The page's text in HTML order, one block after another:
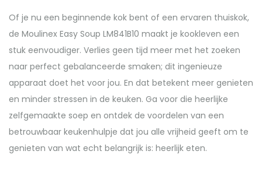
Of je nu een beginnende kok bent of een ervaren thuiskok,
de Moulinex Easy Soup LM841B10 maakt je kookleven een
stuk eenvoudiger. Verlies geen tijd meer met het zoeken
naar perfect gebalanceerde smaken; dit ingenieuze
apparaat doet het voor jou. En dat betekent meer genieten
en minder stressen in de keuken. Ga voor die heerlijke
zelfgemaakte soep en ontdek de voordelen van een
betrouwbaar keukenhulpje dat jou alle vrijheid geeft om te
genieten van wat echt belangrijk is: heerlijk eten.